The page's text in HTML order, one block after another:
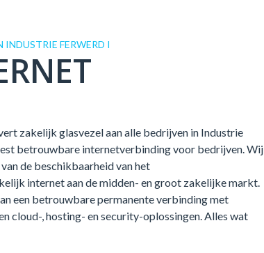
FERWERD I
zakelijk glasvezel aan alle bedrijven in Industrie
betrouwbare internetverbinding voor bedrijven. Wij
de beschikbaarheid van het
internet aan de midden- en groot zakelijke markt.
een betrouwbare permanente verbinding met
cloud-, hosting- en security-oplossingen. Alles wat